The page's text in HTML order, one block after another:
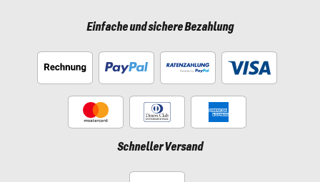
Einfache und sichere Bezahlung
Schneller Versand